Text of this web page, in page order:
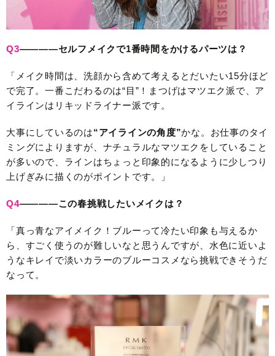
Q3————セルフメイクで1番時間をかけるパーツは？
「メイク時間は、洗顔から含めて考えるとだいたい15分ほど
で完了。一番こだわるのは“目”！まつげはマツエク派で、ア
イラインはリキッドライナー派です。
大事にしているのは“アイラインの角度”かな。お仕事のタイ
ミングによりますが、ナチュラルなマツエクをしていること
が多いので、ラインはちょっと印象的になるように少しつり
上げぎみに描くのがポイントです。」
Q4————この春挑戦したいメイクは？
「真っ青なアイメイク！ブルーって冷たい印象も与えるか
ら、すごく使うのが難しいなと思うんですが、水色に近いよ
うなキレイで淡いカラーのブルーコスメなら挑戦できそうだ
なって。